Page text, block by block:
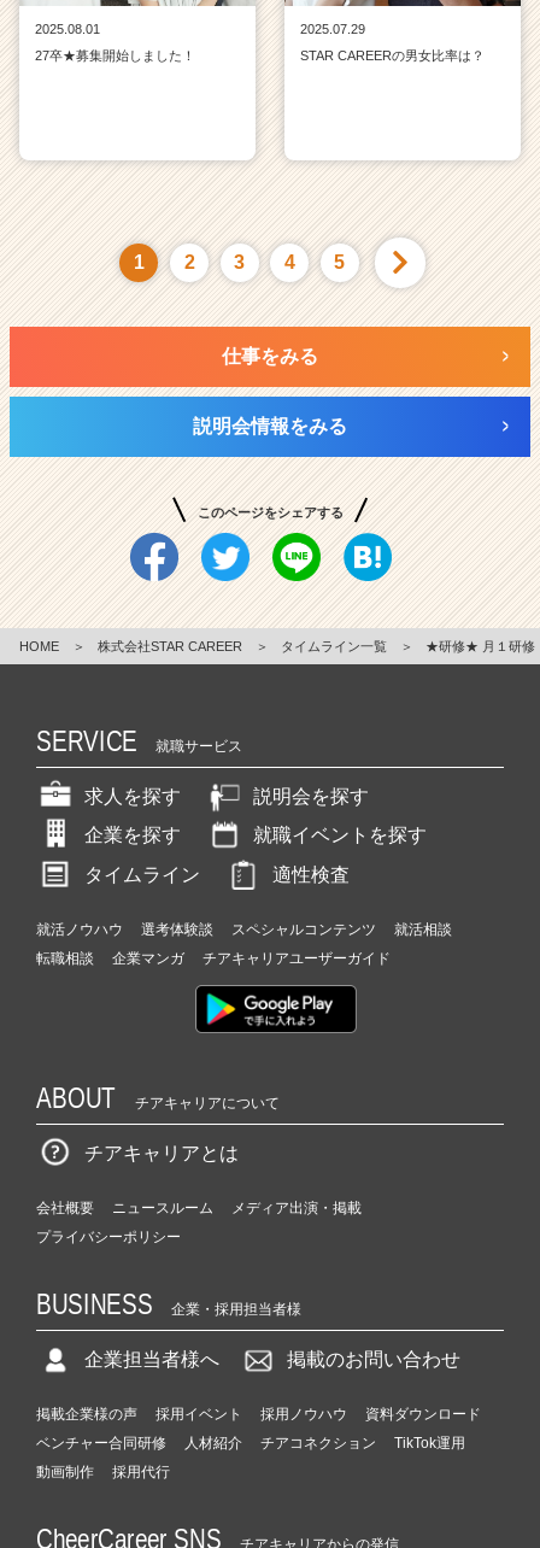
2025.08.01
27卒★募集開始しました！
2025.07.29
STAR CAREERの男女比率は？
1 2 3 4 5
仕事をみる
説明会情報をみる
このページをシェアする
HOME ＞ 株式会社STAR CAREER ＞ タイムライン一覧 ＞ ★研修★ 月１研修
SERVICE 就職サービス
求人を探す
説明会を探す
企業を探す
就職イベントを探す
タイムライン
適性検査
就活ノウハウ 選考体験談 スペシャルコンテンツ
就活相談
転職相談
企業マンガ チアキャリアユーザーガイド
ABOUT チアキャリアについて
チアキャリアとは
会社概要 ニュースルーム
メディア出演・掲載
プライバシーポリシー
BUSINESS 企業・採用担当者様
企業担当者様へ 掲載のお問い合わせ
掲載企業様の声 採用イベント 採用ノウハウ
資料ダウンロード
ベンチャー合同研修
人材紹介 チアコネクション
TikTok運用
動画制作
採用代行
CheerCareer SNS チアキャリアからの発信